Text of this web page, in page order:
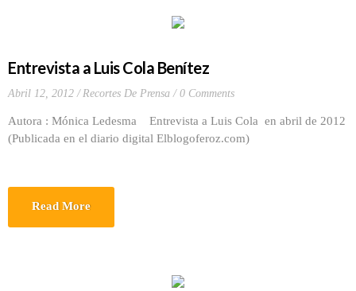
Entrevista a Luis Cola Benítez
Abril 12, 2012 Recortes De Prensa 0 Comments
Autora : Mónica Ledesma Entrevista a Luis Cola en abril de 2012
(Publicada en el diario digital Elblogoferoz.com)
Read More